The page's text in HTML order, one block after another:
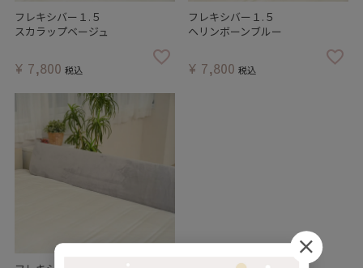
フレキシバー１.５
スカラップベージュ
¥ 7,800 税込
フレキシバー１.５
ヘリンボーンブルー
¥ 7,800 税込